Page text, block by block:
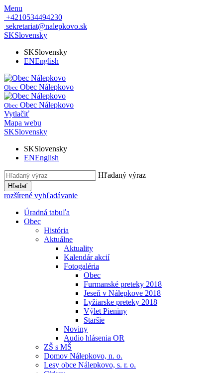
Menu
+4210534494230
sekretariat@nalepkovo.sk
SKSlovensky
SKSlovensky
ENEnglish
Obec Obec Nálepkovo
Obec Obec Nálepkovo
Vytlačiť
Mapa webu
SKSlovensky
SKSlovensky
ENEnglish
Hľadaný výraz
Hľadať
rozšírené vyhľadávanie
Úradná tabuľa
Obec
História
Aktuálne
Aktuality
Kalendár akcií
Fotogaléria
Obec
Furmanské preteky 2018
Jeseň v Nálepkove 2018
Lyžiarske preteky 2018
Výlet Pieniny
Staršie
Noviny
Audio hlásenia OR
ZŠ s MŠ
Domov Nálepkovo, n. o.
Lesy obce Nálepkovo, s. r. o.